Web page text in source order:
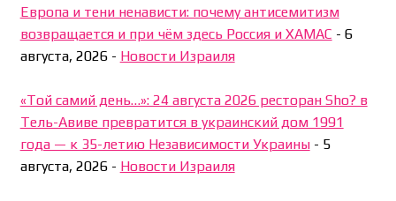
Европа и тени ненависти: почему антисемитизм
возвращается и при чём здесь Россия и ХАМАС - 6
августа, 2026- Новости Израиля
«Той самий день…»: 24 августа 2026 ресторан Sho? в
Тель-Авиве превратится в украинский дом 1991
года — к 35-летию Независимости Украины- 5
августа, 2026- Новости Израиля